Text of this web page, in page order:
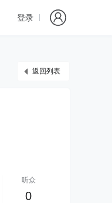
登录
返回列表
听众
0